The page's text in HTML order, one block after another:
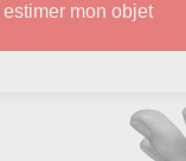
mon objet